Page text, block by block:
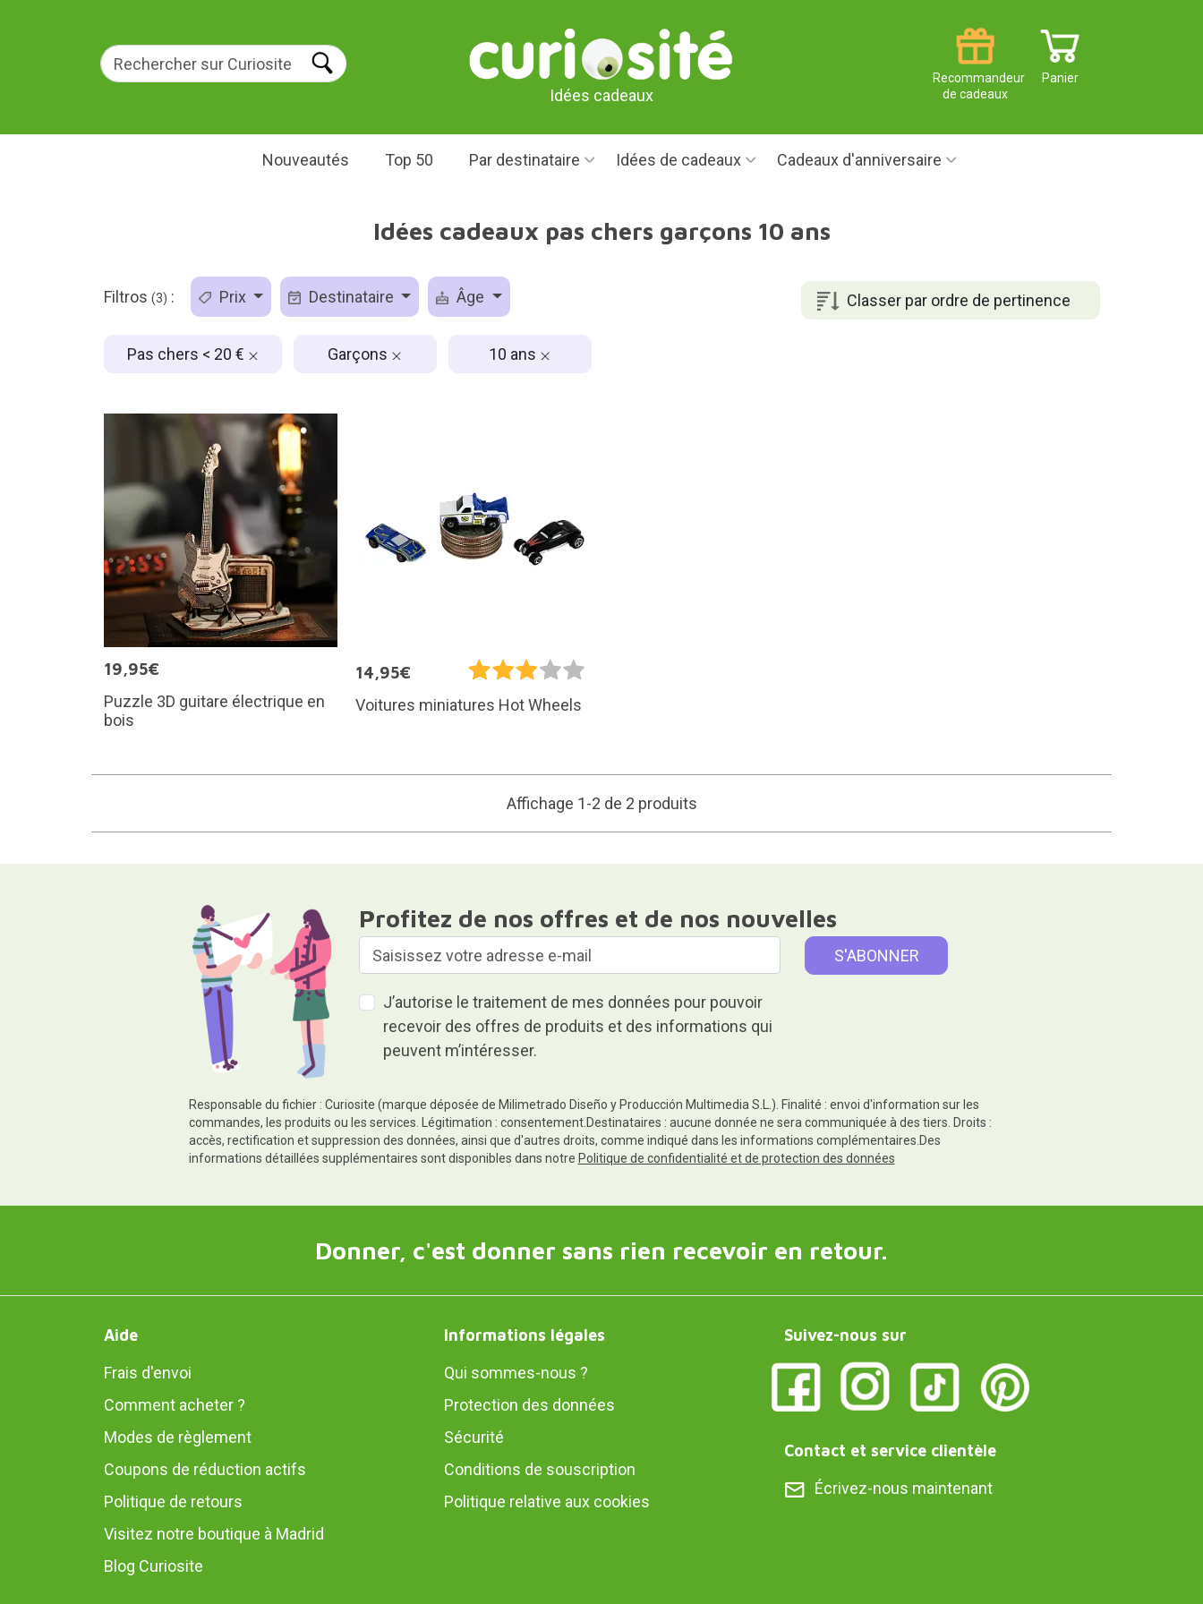
Idées cadeaux
Panier
Recommandeur
de cadeaux
Nouveautés Top 50 Par destinataire Idées de cadeaux Cadeaux d'anniversaire
Idées cadeaux pas chers garçons 10 ans
Classer par ordre de pertinence
Filtros (3) : Prix Destinataire Âge
Pas chers < 20 € Garçons 10 ans
19,95€
Puzzle 3D guitare électrique en
bois
14,95€
Voitures miniatures Hot Wheels
Affichage 1-2 de 2 produits
Profitez de nos offres et de nos nouvelles
J’autorise le traitement de mes données pour pouvoir
recevoir des offres de produits et des informations qui
peuvent m’intéresser.
Responsable du fichier : Curiosite (marque déposée de Milimetrado Diseño y Producción Multimedia S.L.). Finalité : envoi d'information sur les
commandes, les produits ou les services. Légitimation : consentement.Destinataires : aucune donnée ne sera communiquée à des tiers. Droits :
accès, rectification et suppression des données, ainsi que d'autres droits, comme indiqué dans les informations complémentaires.Des
informations détaillées supplémentaires sont disponibles dans notre Politique de confidentialité et de protection des données
Donner, c'est donner sans rien recevoir en retour.
Aide
Frais d'envoi
Comment acheter ?
Modes de règlement
Coupons de réduction actifs
Politique de retours
Visitez notre boutique à Madrid
Blog Curiosite
Informations légales
Qui sommes-nous ?
Protection des données
Sécurité
Conditions de souscription
Politique relative aux cookies
Suivez-nous sur
Contact et service clientèle
Écrivez-nous maintenant